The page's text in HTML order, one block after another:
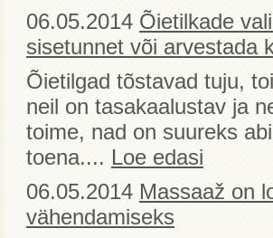
06.05.2014 Õietilkade
sisetunnet või arvestada
Õietilgad tõstavad tuju,
neil on tasakaalustav ja
toime, nad on suureks
toena.... Loe edasi
06.05.2014 Massaaž on
vähendamiseks